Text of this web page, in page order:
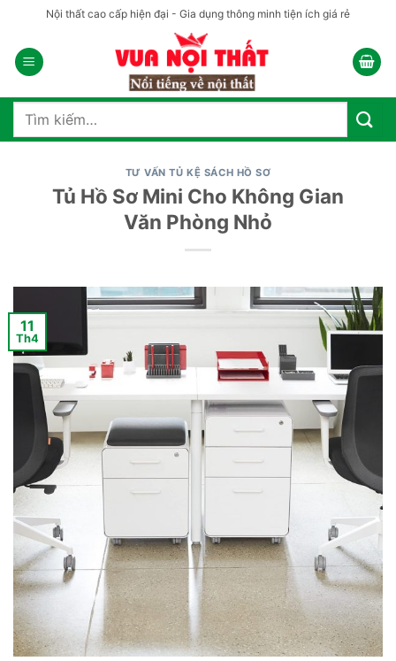
nội
dung
Nội thất cao cấp hiện đại - Gia dụng thông minh tiện ích giá rẻ
Tìm
TƯ VẤN TỦ KỆ SÁCH HỒ SƠ
Tủ Hồ Sơ Mini Cho Không Gian
Văn Phòng Nhỏ
11
Th4